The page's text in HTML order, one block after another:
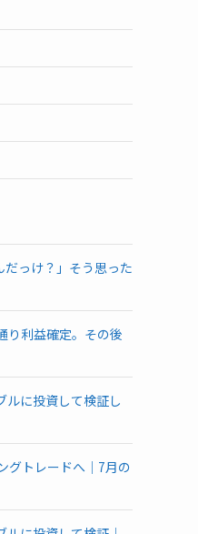
っけ？」そう思った
り利益確定。その後
ルに投資して検証し
グトレードへ｜7月の